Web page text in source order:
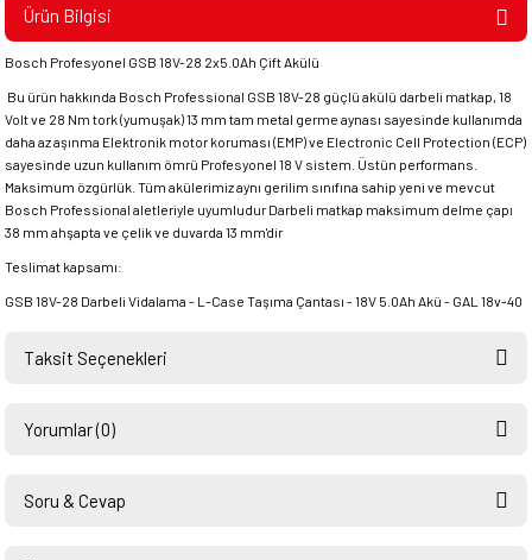
Ürün Bilgisi
Bosch Profesyonel GSB 18V-28 2x5.0Ah Çift Akülü
Bu ürün hakkında Bosch Professional GSB 18V-28 güçlü akülü darbeli matkap, 18
Volt ve 28 Nm tork (yumuşak) 13 mm tam metal germe aynası sayesinde kullanımda
daha az aşınma Elektronik motor koruması (EMP) ve Electronic Cell Protection (ECP)
sayesinde uzun kullanım ömrü Profesyonel 18 V sistem. Üstün performans.
Maksimum özgürlük. Tüm akülerimiz aynı gerilim sınıfına sahip yeni ve mevcut
Bosch Professional aletleriyle uyumludur Darbeli matkap maksimum delme çapı
38 mm ahşapta ve çelik ve duvarda 13 mm'dir
Teslimat kapsamı:
GSB 18V-28 Darbeli Vidalama - L-Case Taşıma Çantası - 18V 5.0Ah Akü - GAL 18v-40
Taksit Seçenekleri
Yorumlar (0)
Soru & Cevap